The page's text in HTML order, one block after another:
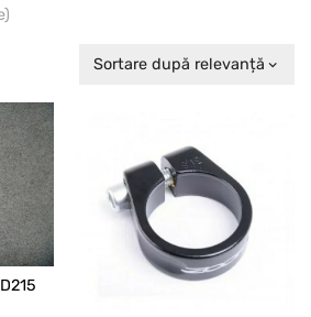
Sortare după relevanță